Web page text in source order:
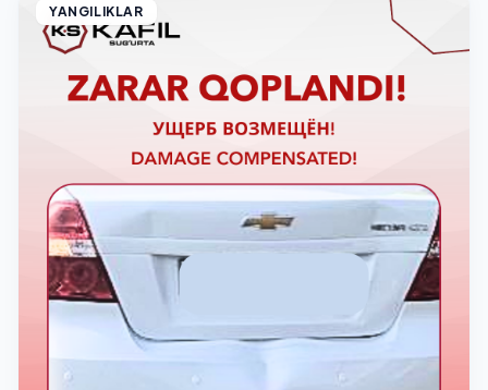
YANGILIKLAR